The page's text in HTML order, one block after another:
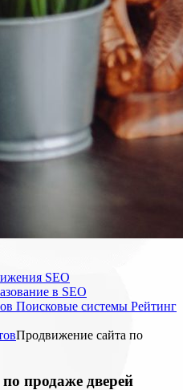
SEO
в SEO
Поисковые системы Рейтинг
Продвижение сайта по
продаже дверей